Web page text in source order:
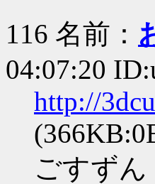
116 名前：
04:07:20
http://
ごすず